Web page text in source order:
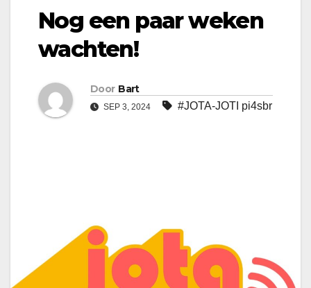
Nog een paar weken
wachten!
Door Bart
SEP 3, 2024 #JOTA-JOTI pi4sbr